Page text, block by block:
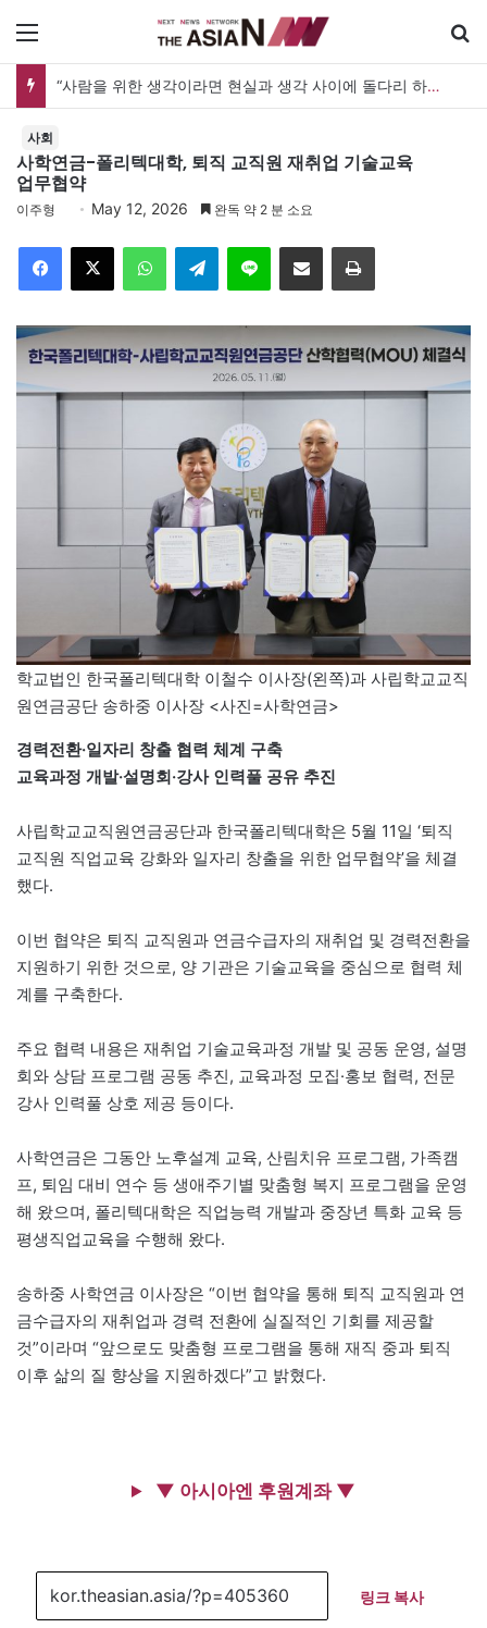
메뉴
“사람을 위한 생각이라면 현실과 생각 사이에 돌다리 하나는 놓아야 하지 않을까”
사회
사학연금-폴리텍대학, 퇴직 교직원 재취업 기술교육
업무협약
이주형 May 12, 2026 완독 약 2 분 소요
Facebook
X WhatsAppTelegramLine 이메일 인쇄
학교법인 한국폴리텍대학 이철수 이사장(왼쪽)과 사립학교교직
원연금공단 송하중 이사장 <사진=사학연금>
경력전환·일자리 창출 협력 체계 구축
교육과정 개발·설명회·강사 인력풀 공유 추진
사립학교교직원연금공단과 한국폴리텍대학은 5월 11일 ‘퇴직
교직원 직업교육 강화와 일자리 창출을 위한 업무협약’을 체결
했다.
이번 협약은 퇴직 교직원과 연금수급자의 재취업 및 경력전환을
지원하기 위한 것으로, 양 기관은 기술교육을 중심으로 협력 체
계를 구축한다.
주요 협력 내용은 재취업 기술교육과정 개발 및 공동 운영, 설명
회와 상담 프로그램 공동 추진, 교육과정 모집·홍보 협력, 전문
강사 인력풀 상호 제공 등이다.
사학연금은 그동안 노후설계 교육, 산림치유 프로그램, 가족캠
프, 퇴임 대비 연수 등 생애주기별 맞춤형 복지 프로그램을 운영
해 왔으며, 폴리텍대학은 직업능력 개발과 중장년 특화 교육 등
평생직업교육을 수행해 왔다.
송하중 사학연금 이사장은 “이번 협약을 통해 퇴직 교직원과 연
금수급자의 재취업과 경력 전환에 실질적인 기회를 제공할
것”이라며 “앞으로도 맞춤형 프로그램을 통해 재직 중과 퇴직
이후 삶의 질 향상을 지원하겠다”고 밝혔다.
▼ 아시아엔 후원계좌 ▼
링크 복사